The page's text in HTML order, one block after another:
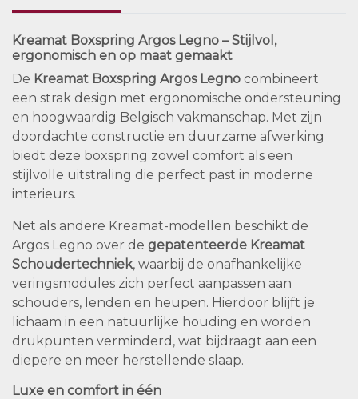
Kreamat Boxspring Argos Legno – Stijlvol,
ergonomisch en op maat gemaakt
De Kreamat Boxspring Argos Legno combineert
een strak design met ergonomische ondersteuning
en hoogwaardig Belgisch vakmanschap. Met zijn
doordachte constructie en duurzame afwerking
biedt deze boxspring zowel comfort als een
stijlvolle uitstraling die perfect past in moderne
interieurs.
Net als andere Kreamat-modellen beschikt de
Argos Legno over de gepatenteerde Kreamat
Schoudertechniek, waarbij de onafhankelijke
veringsmodules zich perfect aanpassen aan
schouders, lenden en heupen. Hierdoor blijft je
lichaam in een natuurlijke houding en worden
drukpunten verminderd, wat bijdraagt aan een
diepere en meer herstellende slaap.
Luxe en comfort in één